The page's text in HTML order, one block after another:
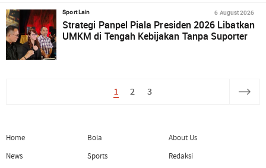
Sport Lain 6 August 2026
Strategi Panpel Piala Presiden 2026 Libatkan
UMKM di Tengah Kebijakan Tanpa Suporter
1 2 3
Home
News
Bola
Sports
About Us
Redaksi